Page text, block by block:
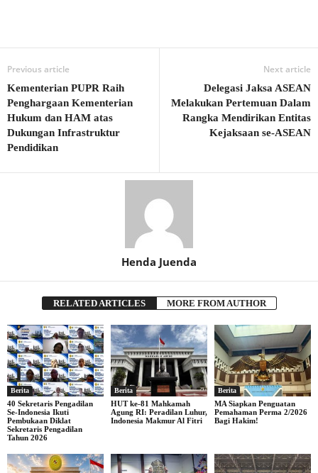
Previous article
Kementerian PUPR Raih
Penghargaan Kementerian
Hukum dan HAM atas
Dukungan Infrastruktur
Pendidikan
Next article
Delegasi Jaksa ASEAN
Melakukan Pertemuan Dalam
Rangka Mendirikan Entitas
Kejaksaan se-ASEAN
Henda Juenda
RELATED ARTICLES MORE FROM AUTHOR
Berita
40 Sekretaris Pengadilan
Se-Indonesia Ikuti
Pembukaan Diklat
Sekretaris Pengadilan
Tahun 2026
Berita
HUT ke-81 Mahkamah
Agung RI: Peradilan Luhur,
Indonesia Makmur Al Fitri
Berita
MA Siapkan Penguatan
Pemahaman Perma 2/2026
Bagi Hakim!